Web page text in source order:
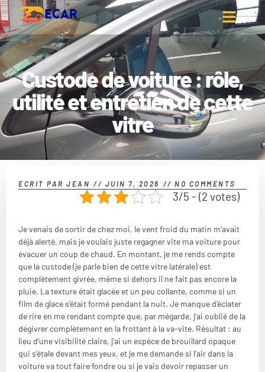
Custode de voiture : rôle,
utilité et entretien de cette
vitre
ECRIT PAR JEAN // JUIN 7, 2026 // NO COMMENTS
3/5 - (2 votes)
Je venais de sortir de chez moi, le vent froid du matin m’avait
déjà alerté, mais je voulais juste regagner vite ma voiture pour
évacuer un coup de chaud. En montant, je me rends compte
que la custode (je parle bien de cette vitre latérale) est
complètement givrée, même si dehors il ne fait pas encore la
pluie. La texture était glacée et un peu collante, comme si un
film de glace s’était formé pendant la nuit. Je manque d’éclater
de rire en me rendant compte que, par mégarde, j’ai oublié de la
dégivrer complètement en la frottant à la va-vite. Résultat : au
lieu d’une visibilité claire, j’ai un espèce de brouillard opaque
qui s’étale devant mes yeux, et je me demande si l’air dans la
voiture va tout faire fondre ou si je vais devoir repasser un